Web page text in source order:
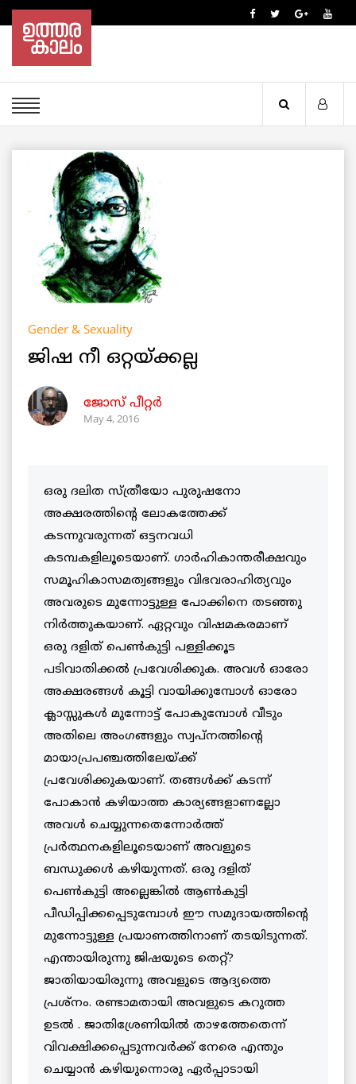
Gender & Sexuality
ജിഷ നീ ഒറ്റയ്ക്കല്ല
ജോസ് പീറ്റര്‍
May 4, 2016
ഒരു ദലിത സ്ത്രീയോ പുരുഷനോ
അക്ഷരത്തിന്റെ ലോകത്തേക്ക്
കടന്നുവരുന്നത് ഒട്ടനവധി
കടമ്പകളിലൂടെയാണ്. ഗാര്‍ഹികാന്തരീക്ഷവും
സമൂഹികാസമത്വങ്ങളും വിഭവരാഹിത്യവും
അവരുടെ മുന്നോട്ടുള്ള പോക്കിനെ തടഞ്ഞു
നിര്‍ത്തുകയാണ്. ഏറ്റവും വിഷമകരമാണ്
ഒരു ദളിത് പെണ്‍കുട്ടി പള്ളിക്കൂട
പടിവാതിക്കല്‍ പ്രവേശിക്കുക. അവള്‍ ഓരോ
അക്ഷരങ്ങള്‍ കൂട്ടി വായിക്കുമ്പോള്‍ ഓരോ
ക്ലാസ്സുകള്‍ മുന്നോട്ട് പോകുമ്പോള്‍ വീടും
അതിലെ അംഗങ്ങളും സ്വപ്നത്തിന്റെ
മായാപ്രപഞ്ചത്തിലേയ്ക്ക്
പ്രവേശിക്കുകയാണ്. തങ്ങള്‍ക്ക് കടന്ന്
പോകാന്‍ കഴിയാത്ത കാര്യങ്ങളാണല്ലോ
അവള്‍ ചെയ്യുന്നതെന്നോര്‍ത്ത്
പ്രര്‍ത്ഥനകളിലൂടെയാണ് അവളുടെ
ബന്ധുക്കള്‍ കഴിയുന്നത്. ഒരു ദളിത്
പെണ്‍കുട്ടി അല്ലെങ്കില്‍ ആണ്‍കുട്ടി
പീഡിപ്പിക്കപ്പെടുമ്പോള്‍ ഈ സമുദായത്തിന്റെ
മുന്നോട്ടുള്ള പ്രയാണത്തിനാണ് തടയിടുന്നത്.
എന്തായിരുന്നു ജിഷയുടെ തെറ്റ്?
ജാതിയായിരുന്നു അവളുടെ ആദ്യത്തെ
പ്രശ്‌നം. രണ്ടാമതായി അവളുടെ കറുത്ത
ഉടല്‍ . ജാതിശ്രേണിയില്‍ താഴത്തേതെന്ന്
വിവക്ഷിക്കപ്പെടുന്നവര്‍ക്ക് നേരെ എന്തും
ചെയ്യാന്‍ കഴിയുന്നൊരു ഏര്‍പ്പാടായി